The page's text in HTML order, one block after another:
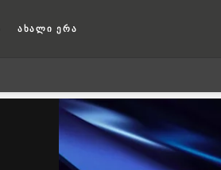
ახალი ერა